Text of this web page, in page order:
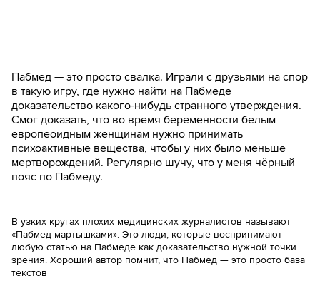
Пабмед — это просто свалка. Играли с друзьями на спор
в такую игру, где нужно найти на Пабмеде
доказательство какого-нибудь странного утверждения.
Смог доказать, что во время беременности белым
европеоидным женщинам нужно принимать
психоактивные вещества, чтобы у них было меньше
мертворождений. Регулярно шучу, что у меня чёрный
пояс по Пабмеду.
В узких кругах плохих медицинских журналистов называют
«Пабмед-мартышками». Это люди, которые воспринимают
любую статью на Пабмеде как доказательство нужной точки
зрения. Хороший автор помнит, что Пабмед — это просто база
текстов